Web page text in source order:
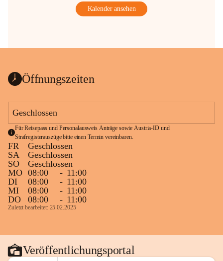
Kalender ansehen
Öffnungszeiten
Geschlossen
Für Reisepass und Personalausweis Anträge sowie Austria-ID und
Strafregisterauszüge bitte einen Termin vereinbaren.
FR
Geschlossen
SA
Geschlossen
SO
Geschlossen
MO 08:00 - 11:00
DI
08:00 - 11:00
MI
08:00 - 11:00
DO
08:00 - 11:00
Zuletzt bearbeitet: 25.02.2025
Veröffentlichungsportal